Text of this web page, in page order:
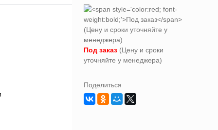
Под заказ (Цену и сроки
уточняйте у менеджера)
Поделиться